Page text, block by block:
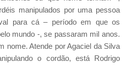
manipulados por uma pessoa
para cá – período em que os
mundo -, se passaram mil anos.
nome. Atende por Agaciel da Silva
o cordão, está Rodrigo